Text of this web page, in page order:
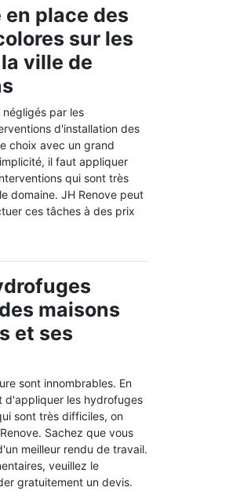
place des
sur les
ville de
par les
d'installation des
choix avec un grand
il faut appliquer
qui sont très
domaine. JH Renove peut
ces tâches à des prix
maisons
et ses
sont innombrables. En
les hydrofuges
sont très difficiles, on
Sachez que vous
meilleur rendu de travail.
veuillez le
gratuitement un devis.